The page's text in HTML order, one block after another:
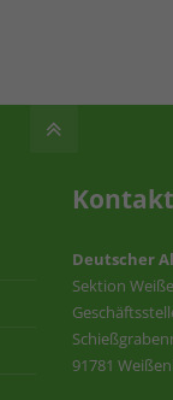
Kontakt
Deutscher
Sektion
91781